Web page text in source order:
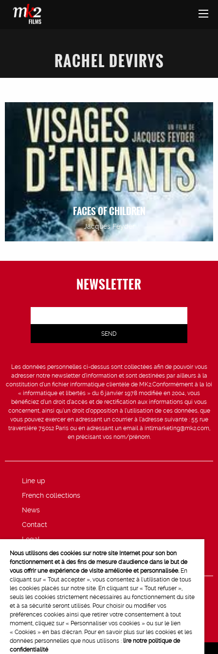
RACHEL DEVIRYS
FACES OF CHILDREN
Jacques Feyder
NEWSLETTER
Les données personnelles ci-dessus sont collectées afin de pouvoir vous
adresser notre newsletter d’information et sont destinées par ailleurs à la
constitution d’un fichier informatique clientèle de MK2.Conformément à la loi
« informatique et libertés » du 6 janvier 1978 modifiée en 2004, vous
bénéficiez d’un droit d’accès et de rectification aux informations qui vous
concernent, ainsi qu’un droit d’opposition à l’utilisation de ces données, que
vous pouvez exercer en adressant un courrier à l’adresse suivante : 55 rue
traversière 75012 Paris ou en adressant un email à intlmarketing@mk2.com,
en précisant vos nom/prénom.
Line up
French collections
News
Contact
Legal
Privacy and cookie policy
Nous utilisons des cookies sur notre site Internet pour son bon
fonctionnement et à des fins de mesure d'audience dans le but de
vous offrir une expérience de visite améliorée et personnalisée. En
cliquant sur « Tout accepter », vous consentez à l'utilisation de tous
les cookies placés sur notre site. En cliquant sur « Tout refuser »,
seuls les cookies strictement nécessaires au fonctionnement du site
et à sa sécurité seront utilisés. Pour choisir ou modifier vos
préférences cookies ainsi que retirer votre consentement à tout
moment, cliquez sur « Personnaliser vos cookies » ou sur le lien
« Cookies » en bas d'écran. Pour en savoir plus sur les cookies et les
données personnelles que nous utilisons : lire notre politique de
confidentialité